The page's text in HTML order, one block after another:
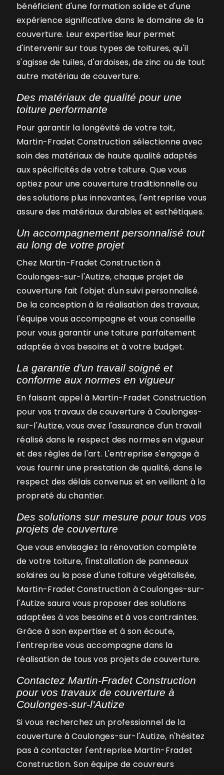
bénéficient d'une formation solide et d'une
expérience significative dans le domaine de la
couverture. Leur expertise leur permet
d'intervenir sur tous types de toitures, qu'il
s'agisse de tuiles, d'ardoises, de zinc ou de tout
autre matériau de couverture.
Des matériaux de qualité pour une
toiture performante
Pour garantir la longévité de votre toit,
Martin-Fradet Construction sélectionne avec
soin des matériaux de haute qualité adaptés
aux spécificités de votre toiture. Que vous
optiez pour une couverture traditionnelle ou
des solutions plus innovantes, l'entreprise vous
assure des matériaux durables et esthétiques.
Un accompagnement personnalisé tout
au long de votre projet
Chez Martin-Fradet Construction à
Coulonges-sur-l'Autize, chaque projet de
couverture fait l'objet d'un suivi personnalisé.
De la conception à la réalisation des travaux,
l'équipe vous accompagne et vous conseille
pour vous garantir une toiture parfaitement
adaptée à vos besoins et à votre budget.
La garantie d'un travail soigné et
conforme aux normes en vigueur
En faisant appel à Martin-Fradet Construction
pour vos travaux de couverture à Coulonges-
sur-l'Autize, vous avez l'assurance d'un travail
réalisé dans le respect des normes en vigueur
et des règles de l'art. L'entreprise s'engage à
vous fournir une prestation de qualité, dans le
respect des délais convenus et en veillant à la
propreté du chantier.
Des solutions sur mesure pour tous vos
projets de couverture
Que vous envisagiez la rénovation complète
de votre toiture, l'installation de panneaux
solaires ou la pose d'une toiture végétalisée,
Martin-Fradet Construction à Coulonges-sur-
l'Autize saura vous proposer des solutions
adaptées à vos besoins et à vos contraintes.
Grâce à son expertise et à son écoute,
l'entreprise vous accompagne dans la
réalisation de tous vos projets de couverture.
Contactez Martin-Fradet Construction
pour vos travaux de couverture à
Coulonges-sur-l'Autize
Si vous recherchez un professionnel de la
couverture à Coulonges-sur-l'Autize, n'hésitez
pas à contacter l'entreprise Martin-Fradet
Construction. Son équipe de couvreurs